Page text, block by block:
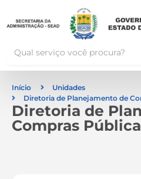
Início
Unidades
Diretoria de Planejamento de
Diretoria de
Compras